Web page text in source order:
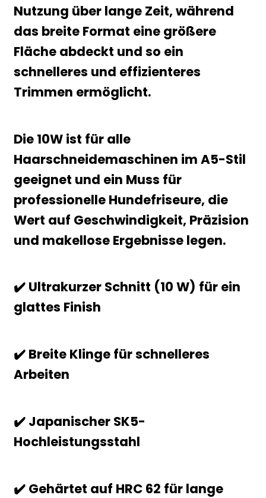
Nutzung über lange Zeit, während
das breite Format eine größere
Fläche abdeckt und so ein
schnelleres und effizienteres
Trimmen ermöglicht.
Die 10W ist für alle
Haarschneidemaschinen im A5-Stil
geeignet und ein Muss für
professionelle Hundefriseure, die
Wert auf Geschwindigkeit, Präzision
und makellose Ergebnisse legen.
✔️ Ultrakurzer Schnitt (10 W) für ein
glattes Finish
✔️ Breite Klinge für schnelleres
Arbeiten
✔️ Japanischer SK5-
Hochleistungsstahl
✔️ Gehärtet auf HRC 62 für lange